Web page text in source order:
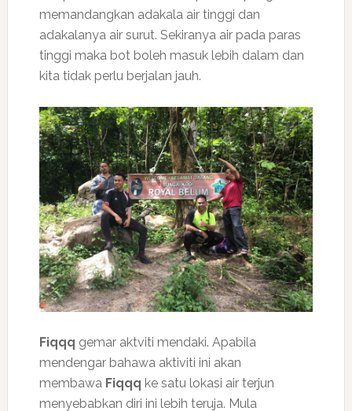
memandangkan adakala air tinggi dan
adakalanya air surut. Sekiranya air pada paras
tinggi maka bot boleh masuk lebih dalam dan
kita tidak perlu berjalan jauh.
Fiqqq gemar aktviti mendaki. Apabila
mendengar bahawa aktiviti ini akan
membawa Fiqqq ke satu lokasi air terjun
menyebabkan diri ini lebih teruja. Mula